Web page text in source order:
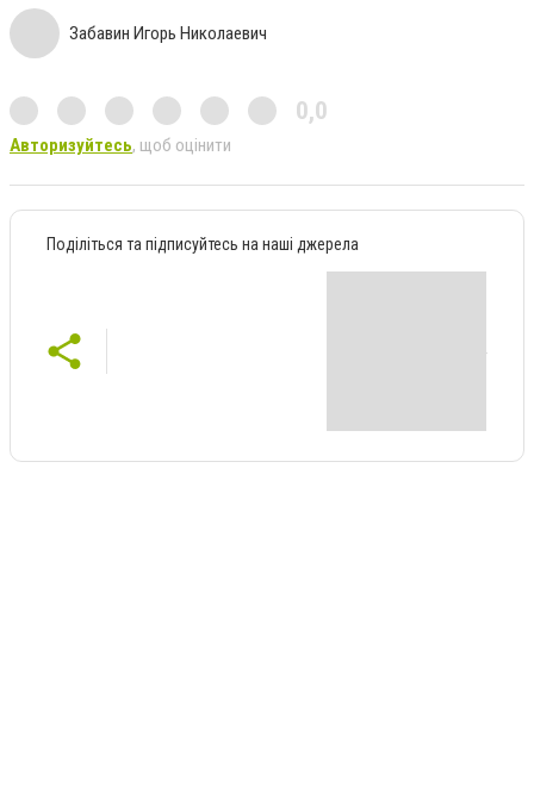
Забавин Игорь Николаевич
0,0
Авторизуйтесь, щоб оцінити
Поділіться та підписуйтесь на наші джерела